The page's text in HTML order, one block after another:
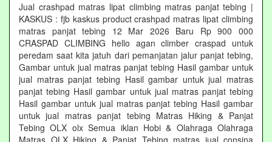
Jual crashpad matras lipat climbing matras panjat tebing |
KASKUS : fjb kaskus product crashpad matras lipat climbing
matras panjat tebing 12 Mar 2026 Baru Rp 900 000
CRASPAD CLIMBING hello agan climber craspad untuk
peredam saat kita jatuh dari pemanjatan jalur panjat tebing,
Gambar untuk jual matras panjat tebing Hasil gambar untuk
jual matras panjat tebing Hasil gambar untuk jual matras
panjat tebing Hasil gambar untuk jual matras panjat tebing
Hasil gambar untuk jual matras panjat tebing Hasil gambar
untuk jual matras panjat tebing Matras Hiking & Panjat
Tebing OLX olx Semua iklan Hobi & Olahraga Olahraga